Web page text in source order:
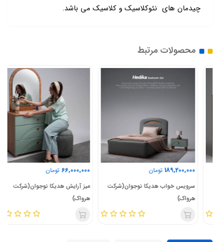
چیدمان های نئوکلاسیک و کلاسیک می باشد.
محصولات مرتبط
189,200,000 تومان
سرویس خواب هدیکا نوجوان(شرکت
هرواک)
66,000,000 تومان
میز آرایش هدیکا نوجوان(شرکت
هرواک)